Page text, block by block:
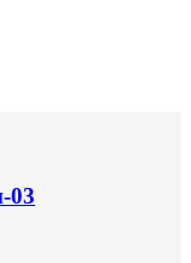
03